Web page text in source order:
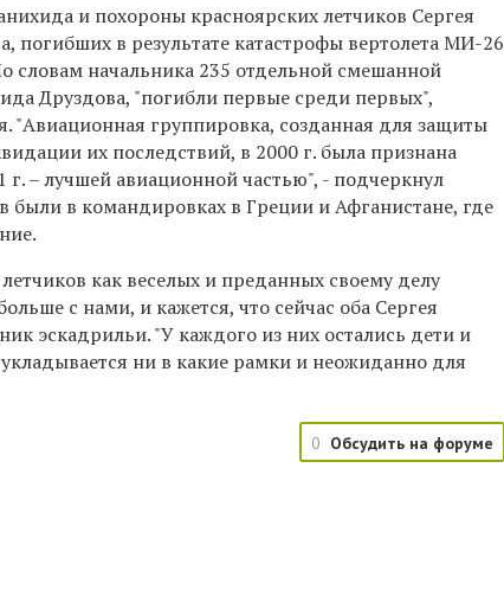
и похороны красноярских летчиков Сергея
погибших в результате катастрофы вертолета МИ-26
словам начальника 235 отдельной смешанной
Друздова, "погибли первые среди первых",
"Авиационная группировка, созданная для защиты
их последствий, в 2000 г. была признана
– лучшей авиационной частью", - подчеркнул
в командировках в Греции и Афганистане, где
как веселых и преданных своему делу
с нами, и кажется, что сейчас оба Сергея
эскадрильи. "У каждого из них остались дети и
ни в какие рамки и неожиданно для
0 Обсудить на форуме